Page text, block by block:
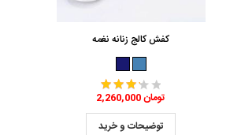
کفش کالج زنانه نغمه
2,260,000 تومان
توضیحات و خرید